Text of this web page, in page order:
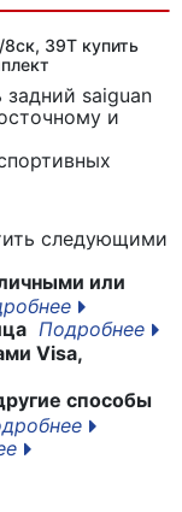
39T купить
saiguan
и
следующими
или
Подробнее
Visa,
способы